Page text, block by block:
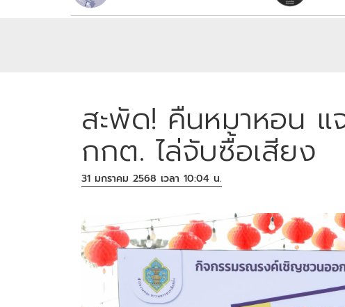
สะพัด! คืนหมาหอน แ
กกต. ไล่จับซื้อเสียง
31 มกราคม 2568 เวลา 10:04 น.